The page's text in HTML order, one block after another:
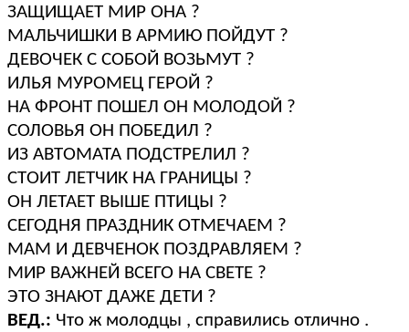
ЗАЩИЩАЕТ МИР ОНА ?
МАЛЬЧИШКИ В АРМИЮ ПОЙДУТ ?
ДЕВОЧЕК С СОБОЙ ВОЗЬМУТ ?
ИЛЬЯ МУРОМЕЦ ГЕРОЙ ?
НА ФРОНТ ПОШЕЛ ОН МОЛОДОЙ ?
СОЛОВЬЯ ОН ПОБЕДИЛ ?
ИЗ АВТОМАТА ПОДСТРЕЛИЛ ?
СТОИТ ЛЕТЧИК НА ГРАНИЦЫ ?
ОН ЛЕТАЕТ ВЫШЕ ПТИЦЫ ?
СЕГОДНЯ ПРАЗДНИК ОТМЕЧАЕМ ?
МАМ И ДЕВЧЕНОК ПОЗДРАВЛЯЕМ ?
МИР ВАЖНЕЙ ВСЕГО НА СВЕТЕ ?
ЭТО ЗНАЮТ ДАЖЕ ДЕТИ ?
ВЕД.: Что ж молодцы , справились отлично .